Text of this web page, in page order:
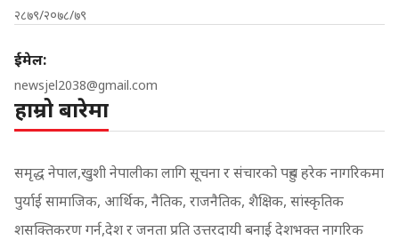
२८७९/२०७८/७९
ईमेल:
newsjel2038@gmail.com
हाम्रो बारेमा
समृद्ध नेपाल,खुशी नेपालीका लागि सूचना र संचारको पहुच हरेक नागरिकमा
पुर्याई सामाजिक, आर्थिक, नैतिक, राजनैतिक, शैक्षिक, सांस्कृतिक
शसक्तिकरण गर्न,देश र जनता प्रति उत्तरदायी बनाई देशभक्त नागरिक